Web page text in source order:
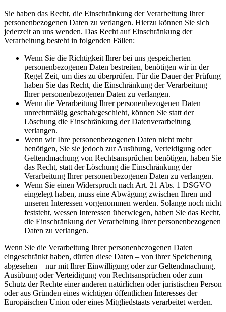
Sie haben das Recht, die Einschränkung der Verarbeitung Ihrer
personenbezogenen Daten zu verlangen. Hierzu können Sie sich
jederzeit an uns wenden. Das Recht auf Einschränkung der
Verarbeitung besteht in folgenden Fällen:
Wenn Sie die Richtigkeit Ihrer bei uns gespeicherten
personenbezogenen Daten bestreiten, benötigen wir in der
Regel Zeit, um dies zu überprüfen. Für die Dauer der Prüfung
haben Sie das Recht, die Einschränkung der Verarbeitung
Ihrer personenbezogenen Daten zu verlangen.
Wenn die Verarbeitung Ihrer personenbezogenen Daten
unrechtmäßig geschah/geschieht, können Sie statt der
Löschung die Einschränkung der Datenverarbeitung
verlangen.
Wenn wir Ihre personenbezogenen Daten nicht mehr
benötigen, Sie sie jedoch zur Ausübung, Verteidigung oder
Geltendmachung von Rechtsansprüchen benötigen, haben Sie
das Recht, statt der Löschung die Einschränkung der
Verarbeitung Ihrer personenbezogenen Daten zu verlangen.
Wenn Sie einen Widerspruch nach Art. 21 Abs. 1 DSGVO
eingelegt haben, muss eine Abwägung zwischen Ihren und
unseren Interessen vorgenommen werden. Solange noch nicht
feststeht, wessen Interessen überwiegen, haben Sie das Recht,
die Einschränkung der Verarbeitung Ihrer personenbezogenen
Daten zu verlangen.
Wenn Sie die Verarbeitung Ihrer personenbezogenen Daten
eingeschränkt haben, dürfen diese Daten – von ihrer Speicherung
abgesehen – nur mit Ihrer Einwilligung oder zur Geltendmachung,
Ausübung oder Verteidigung von Rechtsansprüchen oder zum
Schutz der Rechte einer anderen natürlichen oder juristischen Person
oder aus Gründen eines wichtigen öffentlichen Interesses der
Europäischen Union oder eines Mitgliedstaats verarbeitet werden.